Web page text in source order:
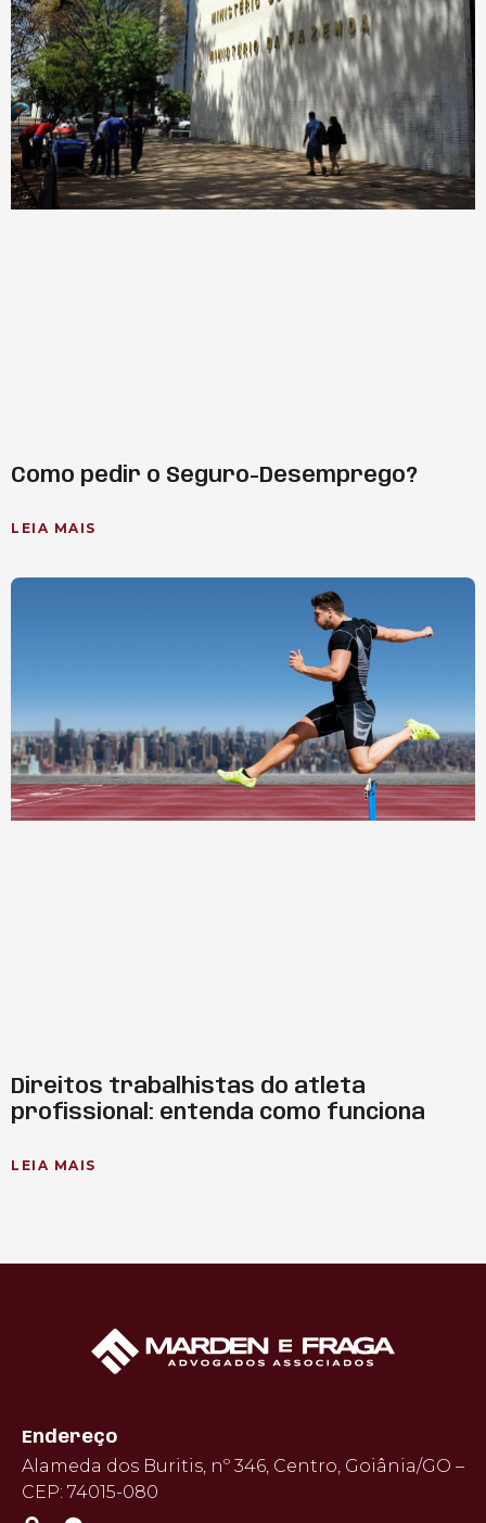
Como pedir o Seguro-Desemprego?
LEIA MAIS
Direitos trabalhistas do atleta
profissional: entenda como funciona
LEIA MAIS
Endereço
Alameda dos Buritis, nº 346, Centro, Goiânia/GO –
CEP: 74015-080